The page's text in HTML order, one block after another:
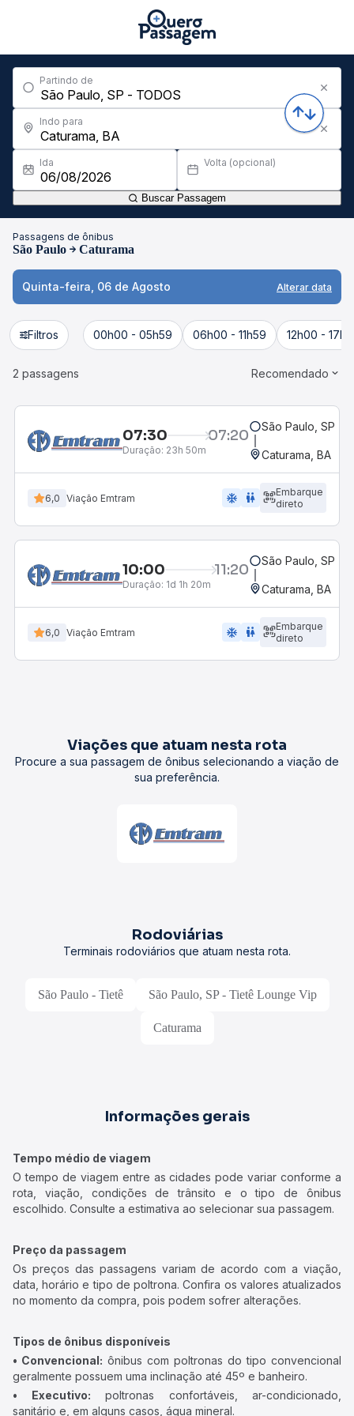
Partindo de
Indo para
Ida Volta (opcional)
Buscar Passagem
Passagens de ônibus
São Paulo Caturama
Quinta-feira, 06 de Agosto Alterar data
Filtros 00h00 - 05h59 06h00 - 11h59 12h00 -
2 passagens Recomendado
07:30 07:20
Duração: 23h 50m
São Paulo, SP -
Caturama, BA
6,0 Viação Emtram ac_unit wc
Embarque
direto
10:00 11:20
Duração: 1d 1h 20m
São Paulo, SP -
Caturama, BA
6,0 Viação Emtram ac_unit wc
Embarque
direto
Viações que atuam nesta rota
Procure a sua passagem de ônibus selecionando a viação de
sua preferência.
Rodoviárias
Terminais rodoviários que atuam nesta rota.
São Paulo - Tietê São Paulo, SP - Tietê Lounge Vip
Caturama
Informações gerais
Tempo médio de viagem
O tempo de viagem entre as cidades pode variar conforme a
rota, viação, condições de trânsito e o tipo de ônibus
escolhido. Consulte a estimativa ao selecionar sua passagem.
Preço da passagem
Os preços das passagens variam de acordo com a viação,
data, horário e tipo de poltrona. Confira os valores atualizados
no momento da compra, pois podem sofrer alterações.
Tipos de ônibus disponíveis
• Convencional: ônibus com poltronas do tipo convencional
geralmente possuem uma inclinação até 45º e banheiro.
• Executivo: poltronas confortáveis, ar-condicionado,
sanitário e, em alguns casos, água mineral.